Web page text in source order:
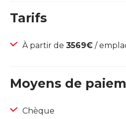
Tarifs
À partir de 3569€ /
Moyens de
Chèque